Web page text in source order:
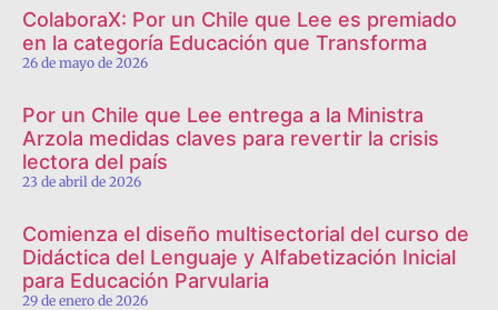
ColaboraX: Por un Chile que Lee es premiado
en la categoría Educación que Transforma
26 de mayo de 2026
Por un Chile que Lee entrega a la Ministra
Arzola medidas claves para revertir la crisis
lectora del país
23 de abril de 2026
Comienza el diseño multisectorial del curso de
Didáctica del Lenguaje y Alfabetización Inicial
para Educación Parvularia
29 de enero de 2026